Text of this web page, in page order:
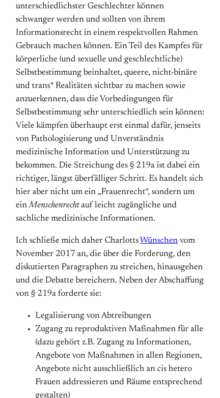
unterschiedlichster Geschlechter können
schwanger werden und sollten von ihrem
Informationsrecht in einem respektvollen Rahmen
Gebrauch machen können. Ein Teil des Kampfes für
körperliche (und sexuelle und geschlechtliche)
Selbstbestimmung beinhaltet, queere, nicht-binäre
und trans* Realitäten sichtbar zu machen sowie
anzuerkennen, dass die Vorbedingungen für
Selbstbestimmung sehr unterschiedlich sein können:
Viele kämpfen überhaupt erst einmal dafür, jenseits
von Pathologisierung und Unverständnis
medizinische Information und Unterstützung zu
bekommen. Die Streichung des § 219a ist dabei ein
richtiger, längst überfälliger Schritt. Es handelt sich
hier aber nicht um ein „Frauenrecht“, sondern um
einMenschenrechtauf leicht zugängliche und
sachliche medizinische Informationen.
Ich schließe mich daher Charlotts Wünschen vom
November 2017 an, die über die Forderung, den
diskutierten Paragraphen zu streichen, hinaus­gehen
und die Debatte bereichern. Neben der Abschaffung
von § 219a forderte sie:
Legalisierung von Abtreibungen
Zugang zu reproduktiven Maßnahmen für alle
(dazu gehört z.B. Zugang zu Informationen,
Angebote von Maßnahmen in allen Regionen,
Angebote nicht aus­schließlich an cis hetero
Frauen addressieren und Räume entsprechend
gestalten)